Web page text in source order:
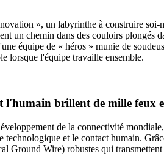
», un labyrinthe à construire
un chemin dans des couloirs plongés
équipe de « héros » munie de
lorsque l'équipe travaille ensemble.
brillent de mille feux
de la connectivité
et le contact humain.
Ground Wire) robustes qui